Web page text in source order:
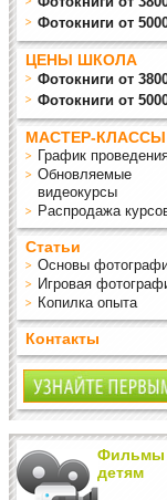
Фотокниги от
ЦЕНЫ ШКОЛА
Фотокниги от
Фотокниги от
МАСТЕР-КЛАССЫ
График
Обновляемые
видеокурсы
Распродажа
Статьи
Основы
Игровая
Копилка опыта
Контакты
Фильмы
детям